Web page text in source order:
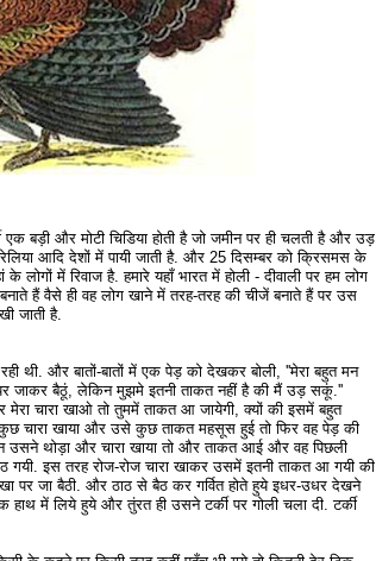
बड़ी और मोटी चिडिया होती है जो जमीन पर ही चलती है और उड़
आदि देशों में पायी जाती है. और 25 दिसम्बर को क्रिसमस के
लोगों में रिवाज है. हमारे यहाँ भारत में होली - दीवाली पर हम लोग
हैं वैसे ही वह लोग खाने में तरह-तरह की चीजें बनाते हैं पर उस
जाती है.
थी. और बातों-बातों में एक पेड़ को देखकर बोली, ''मेरा बहुत मन
जाकर बैठूं, लेकिन मुझमे इतनी ताकत नहीं है की मैं उड़ सकूं.''
मेरा चारा खाओ तो तुममें ताकत आ जायेगी, क्यों की इसमें बहुत
कुछ चारा खाया और उसे कुछ ताकत महसूस हुई तो फिर वह पेड़ की
उसने थोड़ा और चारा खाया तो और ताकत आई और वह पिछली
गयी. इस तरह रोज-रोज चारा खाकर उसमें इतनी ताकत आ गयी की
पर जा बैठी. और ठाठ से बैठ कर गर्वित होते हुये इधर-उधर देखने
में लिये हुये और तुंरत ही उसने टर्की पर गोली चला दी. टर्की